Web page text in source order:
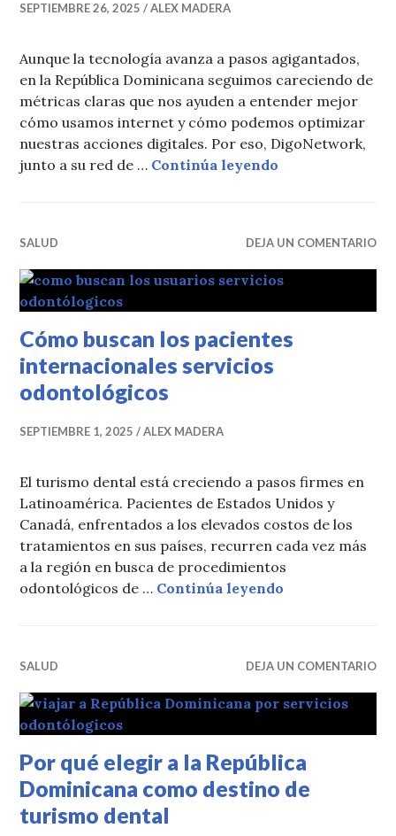
SEPTIEMBRE 26, 2025 ALEX MADERA
Aunque la tecnología avanza a pasos agigantados,
en la República Dominicana seguimos careciendo de
métricas claras que nos ayuden a entender mejor
cómo usamos internet y cómo podemos optimizar
nuestras acciones digitales. Por eso, DigoNetwork,
junto a su red de … Continúa leyendo
SALUD DEJA UN COMENTARIO
Cómo buscan los pacientes
internacionales servicios
odontológicos
SEPTIEMBRE 1, 2025 ALEX MADERA
El turismo dental está creciendo a pasos firmes en
Latinoamérica. Pacientes de Estados Unidos y
Canadá, enfrentados a los elevados costos de los
tratamientos en sus países, recurren cada vez más
a la región en busca de procedimientos
odontológicos de … Continúa leyendo
SALUD DEJA UN COMENTARIO
Por qué elegir a la República
Dominicana como destino de
turismo dental